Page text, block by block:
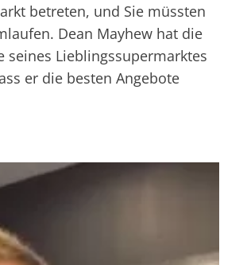
betreten, und Sie müssten
Dean Mayhew hat die
seines Lieblingssupermarktes
er die besten Angebote